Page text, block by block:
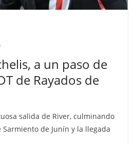
a un paso de
de Rayados de
salida de River, culminando
de Junín y la llegada